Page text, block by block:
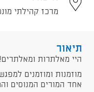
מרכז קהילתי מונטי, בית
תיאור
היי מאלתרות
מוזמנות ומוזמנים
אחד המורים המנוסים